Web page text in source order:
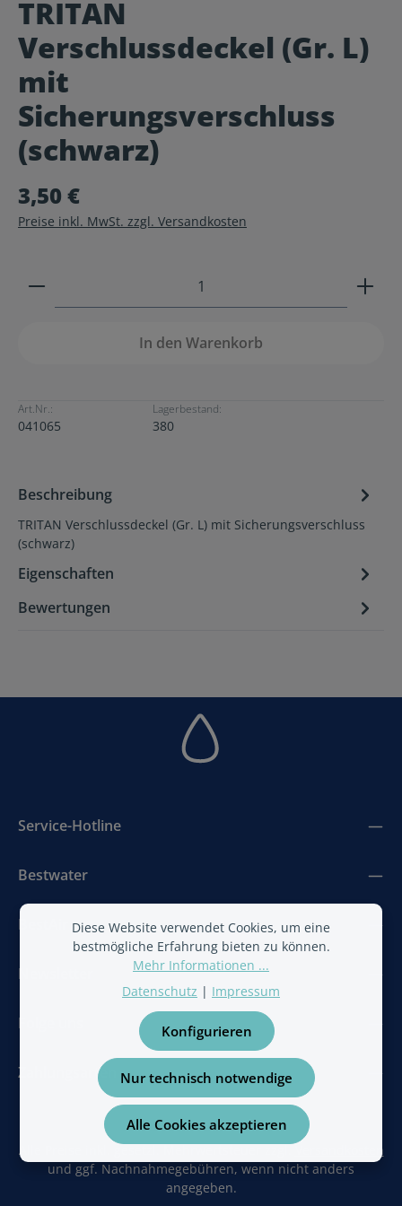
Durchschnittliche Bewertung von 0 von 5 Sternen
TRITAN
Verschlussdeckel (Gr. L)
mit
Sicherungsverschluss
(schwarz)
3,50 €
Preise inkl. MwSt. zzgl. Versandkosten
Produkt Anzahl: Gib den gewünschten Wert ein
In den Warenkorb
Art.Nr.:
041065
Lagerbestand:
380
Beschreibung
TRITAN Verschlussdeckel (Gr. L) mit Sicherungsverschluss
(schwarz)
Eigenschaften
Bewertungen
Service-Hotline
Bestwater
BestAir
Newsletter
Folge uns
Zahlungsarten
Alle Preise inkl. gesetzl. Mehrwertsteuer zzgl.Versandkosten
und ggf. Nachnahmegebühren, wenn nicht anders
angegeben.
Diese Website verwendet Cookies, um eine
bestmögliche Erfahrung bieten zu können.
Mehr Informationen ...
Datenschutz | Impressum
Nur technisch notwendige
Konfigurieren
Alle Cookies akzeptieren